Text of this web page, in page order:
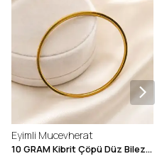
Eyimli Mucevherat
10 GRAM Kibrit Çöpü Düz Bilezik 22 Ayar 22BLZ001